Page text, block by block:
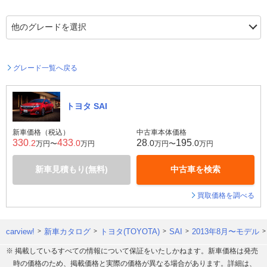
グレード一覧へ戻る
トヨタ SAI
新車価格（税込）
330 .2万円〜433 .0万円
新車見積もり(無料)
中古車本体価格
28 .0万円〜195 .0万円
中古車を検索
買取価格を調べる
carview! 新車カタログ トヨタ(TOYOTA) SAI 2013年8月〜モデル
※ 掲載しているすべての情報について保証をいたしかねます。新車価格は発売
時の価格のため、掲載価格と実際の価格が異なる場合があります。詳細は、